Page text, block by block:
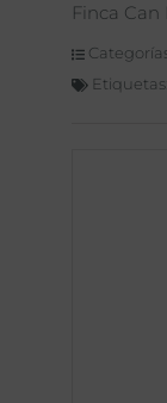
Finca
Etiquetas: